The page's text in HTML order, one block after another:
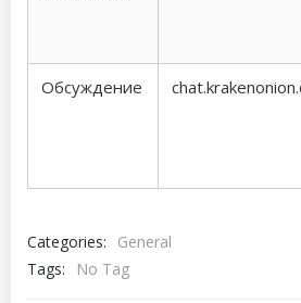
Обсуждение
Categories:
General
Tags:
No Tag